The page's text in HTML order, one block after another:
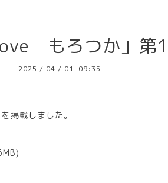
もろつか」第
2025 / 04 / 01 09:35
掲載しました。